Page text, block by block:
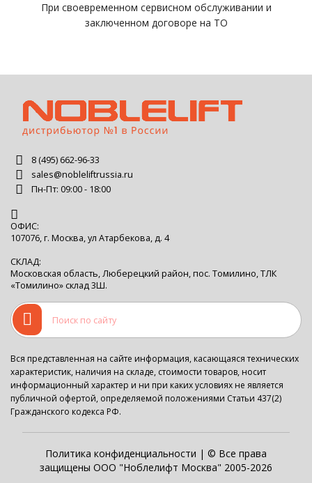
При своевременном сервисном обслуживании и
заключенном договоре на ТО
8 (495) 662-96-33
sales@nobleliftrussia.ru
Пн-Пт: 09:00 - 18:00
ОФИС:
107076, г. Москва, ул Атарбекова, д. 4
СКЛАД:
Московская область, Люберецкий район, пос. Томилино, ТЛК
«Томилино» склад 3Ш.
Вся представленная на сайте информация, касающаяся технических
характеристик, наличия на складе, стоимости товаров, носит
информационный характер и ни при каких условиях не является
публичной офертой, определяемой положениями Статьи 437(2)
Гражданского кодекса РФ.
Политика конфиденциальности | © Все права
защищены ООО "Ноблелифт Москва" 2005-2026